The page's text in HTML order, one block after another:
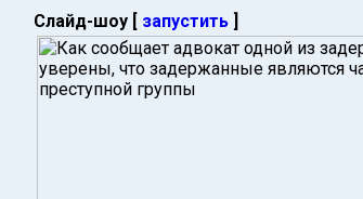
Слайд-шоу [ запустить ]